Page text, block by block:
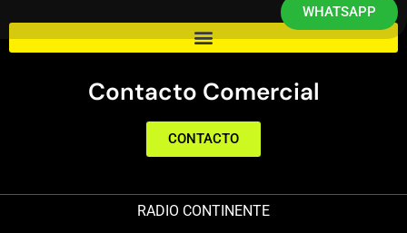
Contacto Comercial
CONTACTO
RADIO CONTINENTE
WHATSAPP